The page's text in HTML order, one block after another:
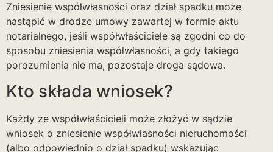
Zniesienie współwłasności oraz dział spadku może
nastąpić w drodze umowy zawartej w formie aktu
notarialnego, jeśli współwłaściciele są zgodni co do
sposobu zniesienia współwłasności, a gdy takiego
porozumienia nie ma, pozostaje droga sądowa.
Kto składa wniosek?
Każdy ze współwłaścicieli może złożyć w sądzie
wniosek o zniesienie współwłasności nieruchomości
(albo odpowiednio o dział spadku) wskazując